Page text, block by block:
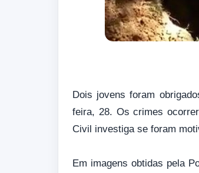
Dois jovens foram
feira, 28. Os crimes
Civil investiga se foram
Em imagens obtidas pela